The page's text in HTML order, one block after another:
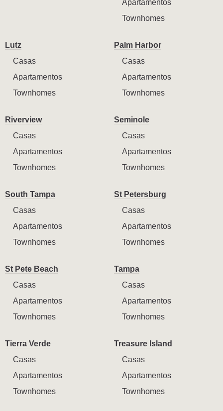
Apartamentos
Townhomes
Lutz
Casas
Apartamentos
Townhomes
Palm Harbor
Casas
Apartamentos
Townhomes
Riverview
Casas
Apartamentos
Townhomes
Seminole
Casas
Apartamentos
Townhomes
South Tampa
Casas
Apartamentos
Townhomes
St Petersburg
Casas
Apartamentos
Townhomes
St Pete Beach
Casas
Apartamentos
Townhomes
Tampa
Casas
Apartamentos
Townhomes
Tierra Verde
Casas
Apartamentos
Townhomes
Treasure Island
Casas
Apartamentos
Townhomes